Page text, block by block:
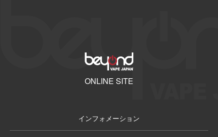
ONLINE SITE
インフォメーション